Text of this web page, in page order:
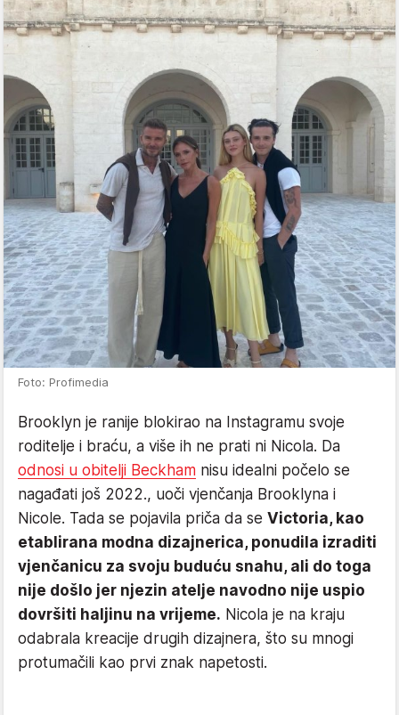
Foto: Profimedia
Brooklyn je ranije blokirao na Instagramu svoje
roditelje i braću, a više ih ne prati ni Nicola. Da
odnosi u obitelji Beckham nisu idealni počelo se
nagađati još 2022., uoči vjenčanja Brooklyna i
Nicole. Tada se pojavila priča da se Victoria, kao
etablirana modna dizajnerica, ponudila izraditi
vjenčanicu za svoju buduću snahu, ali do toga
nije došlo jer njezin atelje navodno nije uspio
dovršiti haljinu na vrijeme. Nicola je na kraju
odabrala kreacije drugih dizajnera, što su mnogi
protumačili kao prvi znak napetosti.